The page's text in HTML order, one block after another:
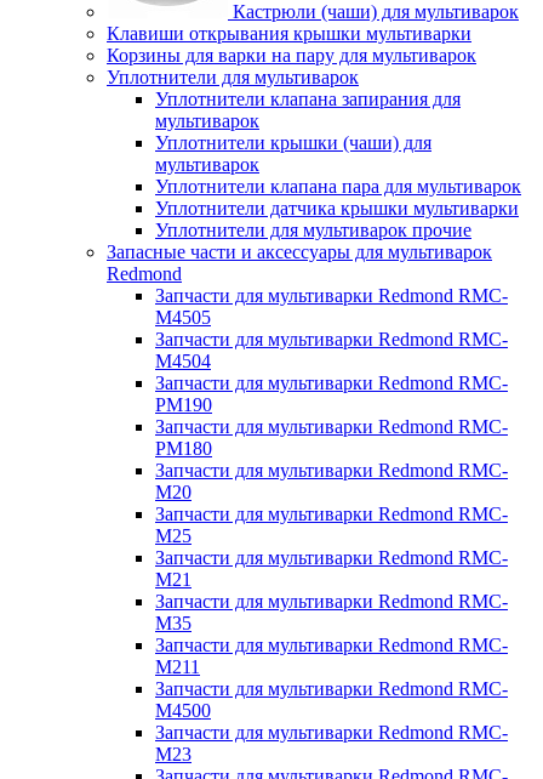
Кастрюли (чаши) для мультиварок
Клавиши открывания крышки мультиварки
Корзины для варки на пару для мультиварок
Уплотнители для мультиварок
Уплотнители клапана запирания для
мультиварок
Уплотнители крышки (чаши) для
мультиварок
Уплотнители клапана пара для мультиварок
Уплотнители датчика крышки мультиварки
Уплотнители для мультиварок прочие
Запасные части и аксессуары для мультиварок
Redmond
Запчасти для мультиварки Redmond RMC-
M4505
Запчасти для мультиварки Redmond RMC-
M4504
Запчасти для мультиварки Redmond RMC-
PM190
Запчасти для мультиварки Redmond RMC-
PM180
Запчасти для мультиварки Redmond RMC-
M20
Запчасти для мультиварки Redmond RMC-
M25
Запчасти для мультиварки Redmond RMC-
M21
Запчасти для мультиварки Redmond RMC-
M35
Запчасти для мультиварки Redmond RMC-
M211
Запчасти для мультиварки Redmond RMC-
M4500
Запчасти для мультиварки Redmond RMC-
M23